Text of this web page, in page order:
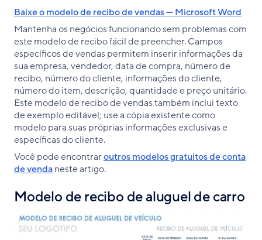
Baixe o modelo de recibo de vendas — Microsoft Word
Mantenha os negócios funcionando sem problemas com
este modelo de recibo fácil de preencher. Campos
específicos de vendas permitem inserir informações da
sua empresa, vendedor, data de compra, número de
recibo, número do cliente, informações do cliente,
número do item, descrição, quantidade e preço unitário.
Este modelo de recibo de vendas também inclui texto
de exemplo editável; use a cópia existente como
modelo para suas próprias informações exclusivas e
específicas do cliente.
Você pode encontraroutros modelos gratuitos de conta
de vendaneste artigo.
Modelo de recibo de aluguel de carro